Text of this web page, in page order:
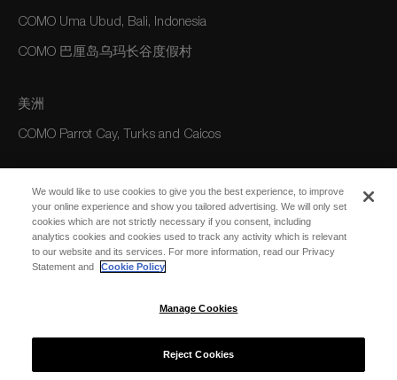
COMO Uma Ubud, Bali, Indonesia
COMO 巴厘岛乌玛长谷度假村
美洲
COMO Parrot Cay, Turks and Caicos
澳大利亚/大洋洲
COMO The Treasury, Perth
© 2026 COMO Hotels and Resorts
We would like to use cookies to give you the best experience, to improve
your online experience and show you tailored advertising. We will only set
cookies which are not strictly necessary if you consent, including
analytics cookies and cookies used to track any activity which is relevant
to our website and its services. For more information, read our Privacy
Statement and
Cookie Policy
Manage Cookies
Reject Cookies